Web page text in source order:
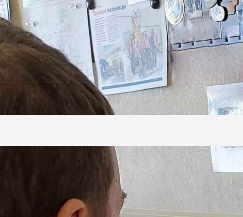
монтажной компанией
с крупной такелажно-
выгоду